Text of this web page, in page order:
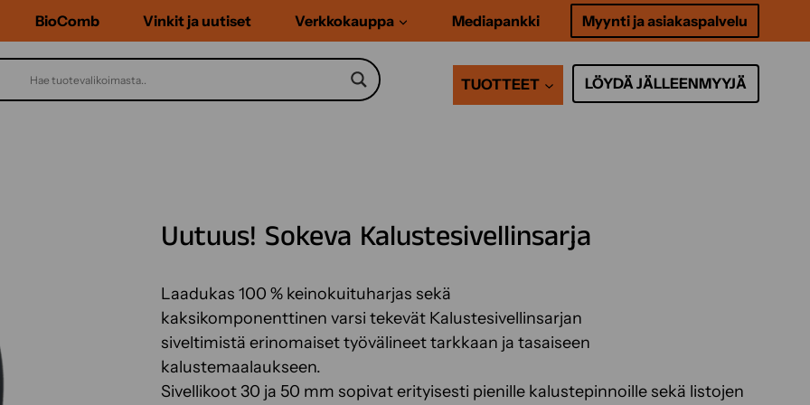
BioComb Vinkit ja uutiset Verkkokauppa Mediapankki Myynti ja asiakaspalvelu
TUOTTEET LÖYDÄ JÄLLEENMYYJÄ
Uutuus! Sokeva Kalustesivellinsarja
Laadukas 100 % keinokuituharjas sekä
kaksikomponenttinen varsi tekevät Kalustesivellinsarjan
siveltimistä erinomaiset työvälineet tarkkaan ja tasaiseen
kalustemaalaukseen.
Sivellikoot 30 ja 50 mm sopivat erityisesti pienille kalustepinnoille sekä listojen